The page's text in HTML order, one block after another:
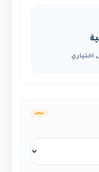
اختياري
عرض